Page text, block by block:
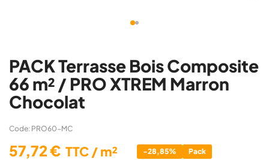
PACK Terrasse Bois Composite
66 m² / PRO XTREM Marron
Chocolat
Code: PRO60-MC
57,72 € TTC / m² -28,85% Pack